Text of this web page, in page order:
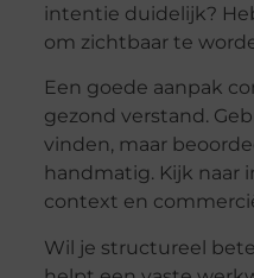
intentie duidelijk?
om zichtbaar te
Een goede aanpak
gezond verstand.
vinden, maar
handmatig. Kijk naar
context en
Wil je structureel